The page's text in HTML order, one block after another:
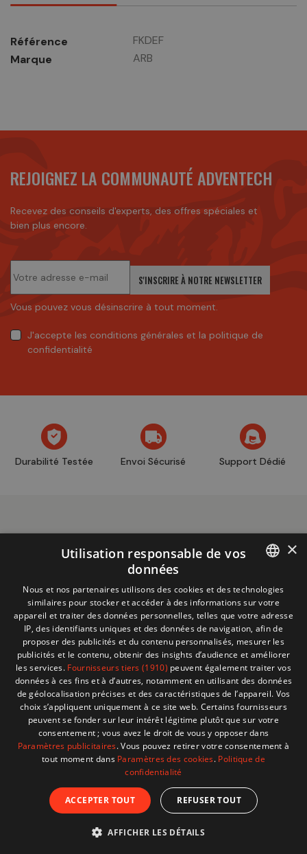
Référence
FKDEF
Marque
ARB
REJOIGNEZ LA COMMUNAUTÉ ADVENTECH
Recevez des conseils d'experts, des offres spéciales et
bien plus encore.
S'INSCRIRE À NOTRE NEWSLETTER
Vous pouvez vous désinscrire à tout moment.
J'accepte les conditions générales et la politique de
confidentialité
Durabilité Testée Envoi Sécurisé Support Dédié
MENU
SHOP
BESOIN D'AIDE ?
boutique
+32 (0)2 704 93 20
store@adventech.be
Mercuriusstraat 24 - 1930 Zaventem
© 2026 Adventech. Created byATdesign. Developped
by
FRENCH
×
Utilisation responsable de vos
données
Nous et nos partenaires utilisons des cookies et des technologies
similaires pour stocker et accéder à des informations sur votre
appareil et traiter des données personnelles, telles que votre adresse
IP, des identifiants uniques et des données de navigation, afin de
proposer des publicités et du contenu personnalisés, mesurer les
publicités et le contenu, obtenir des insights d’audience et améliorer
les services. Fournisseurs tiers (1910) peuvent également traiter vos
données à ces fins et à d’autres, notamment en utilisant des données
de géolocalisation précises et des caractéristiques de l’appareil. Vos
choix s’appliquent uniquement à ce site web. Certains fournisseurs
peuvent se fonder sur leur intérêt légitime plutôt que sur votre
consentement ; vous avez le droit de vous y opposer dans
Paramètres publicitaires. Vous pouvez retirer votre consentement à
tout moment dans Paramètres des cookies. Politique de
confidentialité
ACCEPTER TOUT REFUSER TOUT
AFFICHER LES DÉTAILS